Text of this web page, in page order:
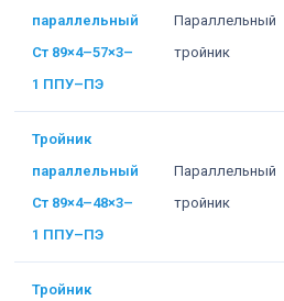
параллельный
Ст 89×4–57×3–
1 ППУ–ПЭ
Параллельный
тройник
Тройник
параллельный
Ст 89×4–48×3–
1 ППУ–ПЭ
Параллельный
тройник
Тройник